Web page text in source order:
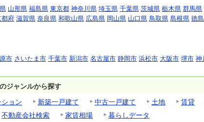
山形県 福島県 東京都 神奈川県 埼玉県 千葉県 茨城県 栃木県 群馬県
都府 滋賀県 奈良県 和歌山県 広島県 岡山県 山口県 鳥取県 島根県 徳
市 さいたま市 千葉市 新潟市 名古屋市 静岡市 浜松市 大阪市 堺市 神
ジャンルから探す
ョン 新築一戸建て 中古一戸建て 土地 賃貸
不動産会社検索 家賃相場 暮らしデータ